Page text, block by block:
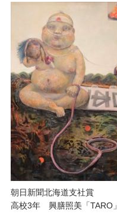
朝日新聞北海道支社賞
高校3年 興膳照美「TARO」